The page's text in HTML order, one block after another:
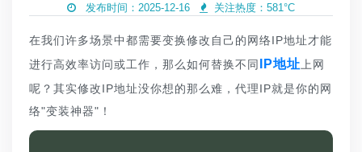
发布时间：2025-12-16 关注热度： 581°C
在我们许多场景中都需要变换修改自己的网络IP地址才能
进行高效率访问或工作，那么如何替换不同
IP地址 上网
呢？其实修改IP地址没你想的那么难，代理IP就是你的网
络"变装神器"！